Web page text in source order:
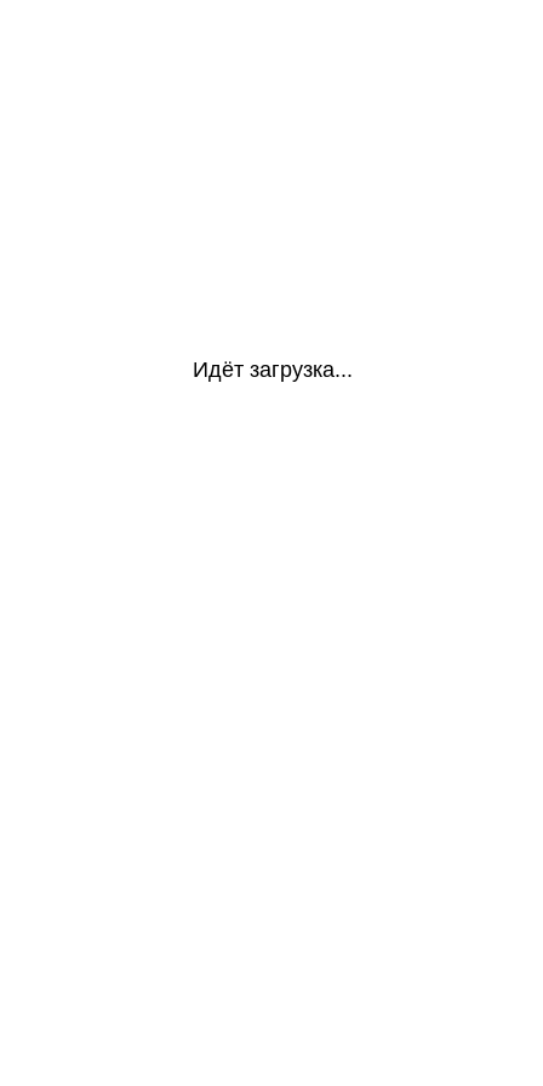
Идёт загрузка...